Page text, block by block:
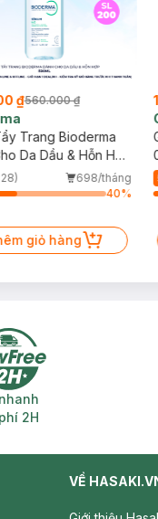
₫560.000 ₫
Trang Bioderma
Da Dầu & Hỗn Hợp
698/tháng
40%
giỏ hàng
Giao nhanh miễn phí
2H
VỀ